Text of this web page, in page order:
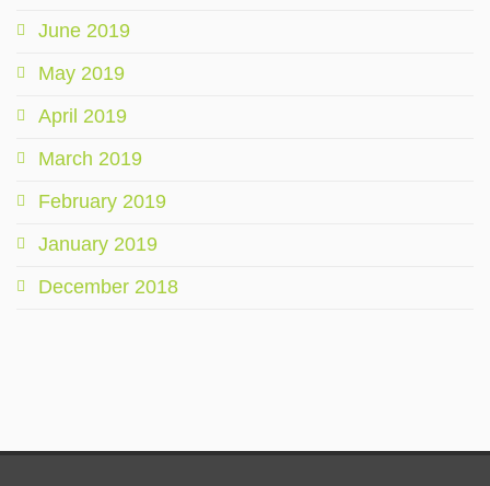
June 2019
May 2019
April 2019
March 2019
February 2019
January 2019
December 2018